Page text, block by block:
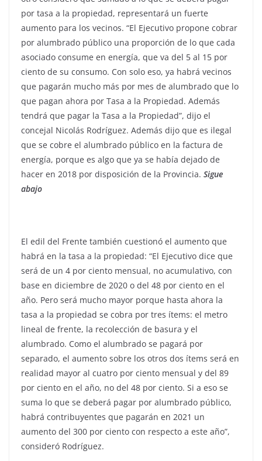
por tasa a la propiedad, representará un fuerte
aumento para los vecinos. “El Ejecutivo propone cobrar
por alumbrado público una proporción de lo que cada
asociado consume en energía, que va del 5 al 15 por
ciento de su consumo. Con solo eso, ya habrá vecinos
que pagarán mucho más por mes de alumbrado que lo
que pagan ahora por Tasa a la Propiedad. Además
tendrá que pagar la Tasa a la Propiedad”, dijo el
concejal Nicolás Rodríguez. Además dijo que es ilegal
que se cobre el alumbrado público en la factura de
energía, porque es algo que ya se había dejado de
hacer en 2018 por disposición de la Provincia. Sigue
abajo
El edil del Frente también cuestionó el aumento que
habrá en la tasa a la propiedad: “El Ejecutivo dice que
será de un 4 por ciento mensual, no acumulativo, con
base en diciembre de 2020 o del 48 por ciento en el
año. Pero será mucho mayor porque hasta ahora la
tasa a la propiedad se cobra por tres ítems: el metro
lineal de frente, la recolección de basura y el
alumbrado. Como el alumbrado se pagará por
separado, el aumento sobre los otros dos ítems será en
realidad mayor al cuatro por ciento mensual y del 89
por ciento en el año, no del 48 por ciento. Si a eso se
suma lo que se deberá pagar por alumbrado público,
habrá contribuyentes que pagarán en 2021 un
aumento del 300 por ciento con respecto a este año”,
consideró Rodríguez.